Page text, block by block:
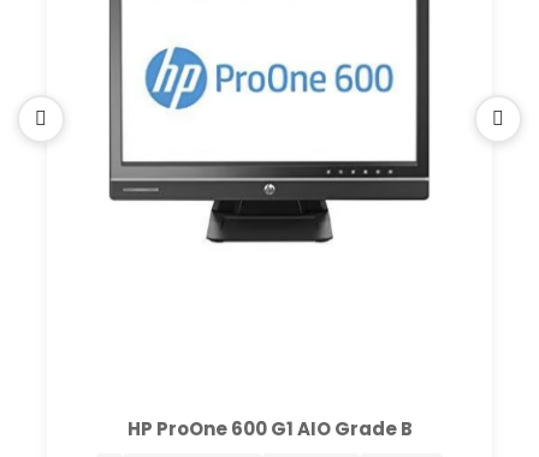
600 G1 AIO Grade B